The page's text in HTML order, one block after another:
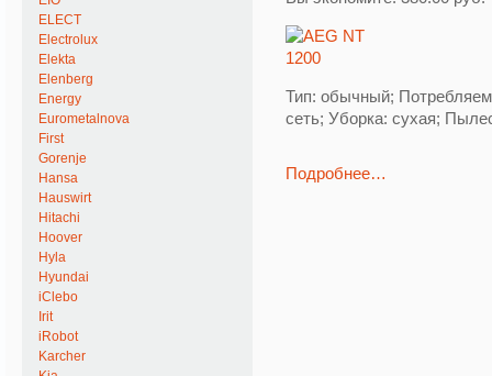
ELECT
Electrolux
Elekta
Elenberg
Energy
Eurometalnova
First
Gorenje
Hansa
Hauswirt
Hitachi
Hoover
Hyla
Hyundai
iClebo
Irit
iRobot
Karcher
Тип: обычный;
сеть; Уборка: сухая;
Подробнее…